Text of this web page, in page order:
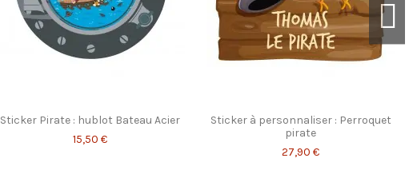
Marque
Sticker Pirate : hublot Bateau Acier
15,50 €
Sticker à personnaliser : Perroquet
pirate
27,90 €